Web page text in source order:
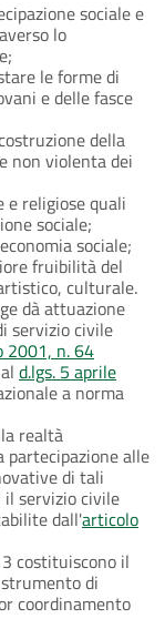
sociale e
lo
le forme di
e delle fasce
della
non violenta dei
religiose quali
sociale;
sociale;
fruibilità del
culturale.
dà attuazione
servizio civile
2001, n. 64
d.lgs. 5 aprile
a norma
realtà
partecipazione alle
di tali
servizio civile
dall'articolo
costituiscono il
di
coordinamento